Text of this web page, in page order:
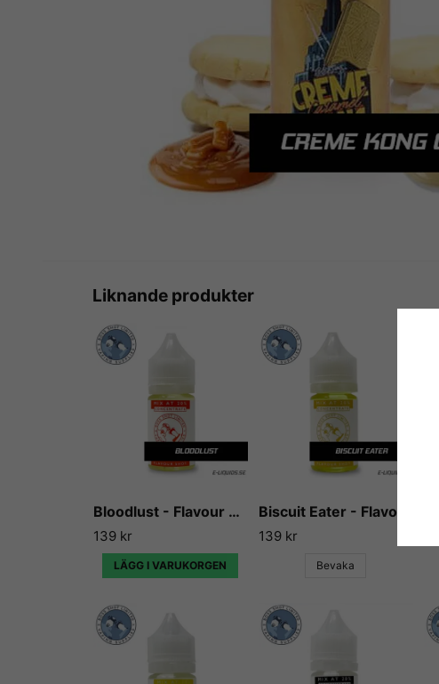
Liknande produkter
Bloodlust - Flavour Boss
139 kr
LÄGG I VARUKORGEN
139 kr
Bevaka